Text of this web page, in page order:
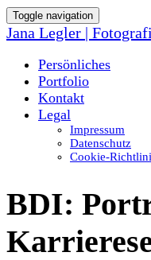
Toggle navigation
Jana Legler |
Persönliches
Portfolio
Kontakt
Legal
Impressum
Datenschutz
Cookie-
BDI: